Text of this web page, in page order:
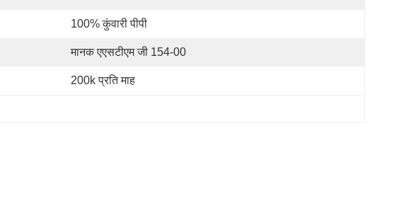
100% कुंवारी पीपी
मानक एएसटीएम जी 154-00
200k प्रति माह